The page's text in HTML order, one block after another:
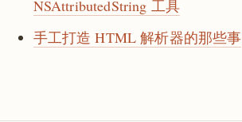
NSAttributedString 工具
手工打造 HTML 解析器的那些事